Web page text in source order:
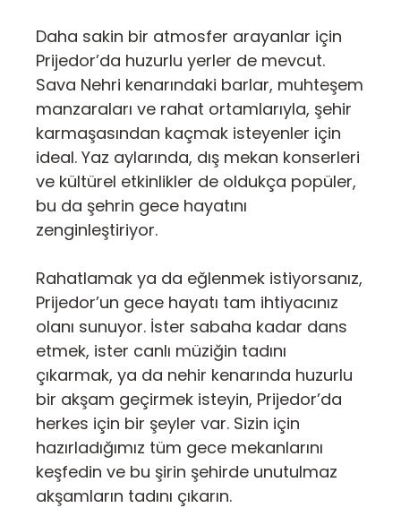
Daha sakin bir atmosfer arayanlar için
Prijedor’da huzurlu yerler de mevcut.
Sava Nehri kenarındaki barlar, muhteşem
manzaraları ve rahat ortamlarıyla, şehir
karmaşasından kaçmak isteyenler için
ideal. Yaz aylarında, dış mekan konserleri
ve kültürel etkinlikler de oldukça popüler,
bu da şehrin gece hayatını
zenginleştiriyor.
Rahatlamak ya da eğlenmek istiyorsanız,
Prijedor’un gece hayatı tam ihtiyacınız
olanı sunuyor. İster sabaha kadar dans
etmek, ister canlı müziğin tadını
çıkarmak, ya da nehir kenarında huzurlu
bir akşam geçirmek isteyin, Prijedor’da
herkes için bir şeyler var. Sizin için
hazırladığımız tüm gece mekanlarını
keşfedin ve bu şirin şehirde unutulmaz
akşamların tadını çıkarın.